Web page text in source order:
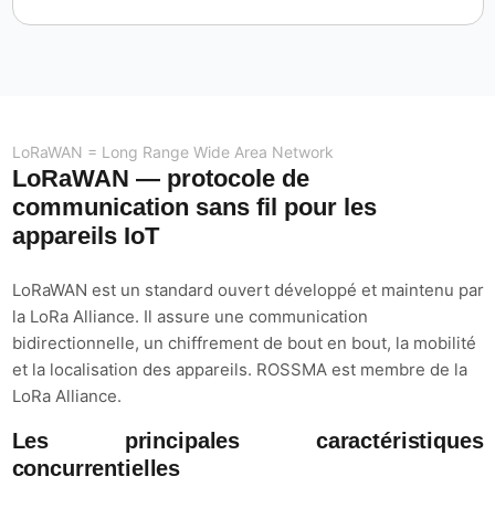
LoRaWAN = Long Range Wide Area Network
LoRaWAN — protocole de
communication sans fil pour les
appareils IoT
LoRaWAN est un standard ouvert développé et maintenu par
la LoRa Alliance. Il assure une communication
bidirectionnelle, un chiffrement de bout en bout, la mobilité
et la localisation des appareils. ROSSMA est membre de la
LoRa Alliance.
Les principales caractéristiques
concurrentielles